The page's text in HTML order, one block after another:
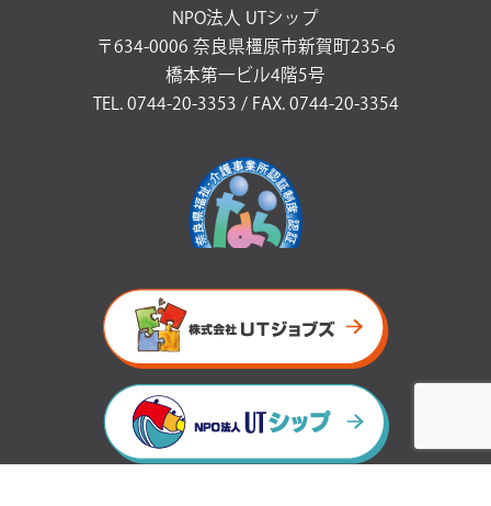
NPO法人 UTシップ
〒634-0006 奈良県橿原市新賀町235-6
橋本第一ビル4階5号
TEL. 0744-20-3353 / FAX. 0744-20-3354